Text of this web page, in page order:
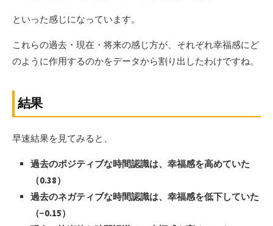
といった感じになっています。
これらの過去・現在・将来の感じ方が、それぞれ幸福感にど
のように作用するのかをデータから割り出したわけですね。
結果
早速結果を見てみると、
過去のポジティブな時間認識は、幸福感を高めていた
（0.38）
過去のネガティブな時間認識は、幸福感を低下していた
（−0.15）